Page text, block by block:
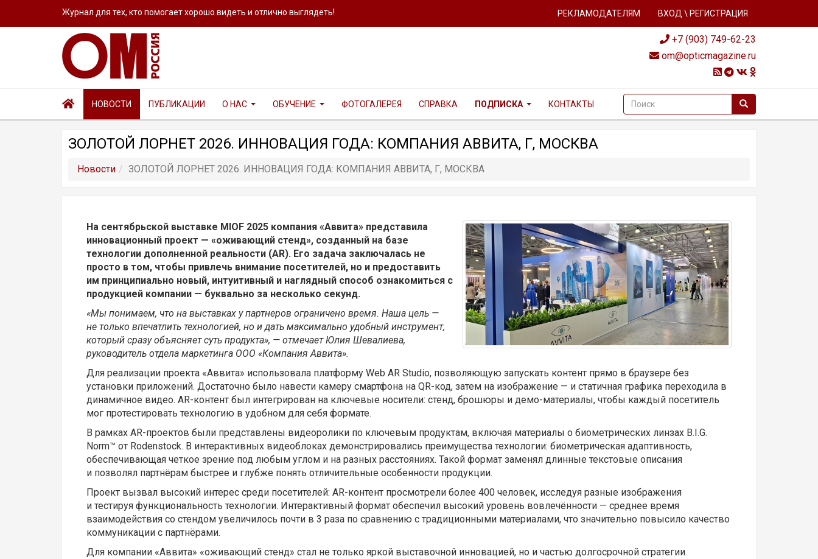
Журнал для тех, кто помогает хорошо видеть и отлично выглядеть! РЕКЛАМОДАТЕЛЯМ ВХОД \ РЕГИСТРАЦИЯ
+7 (903) 749-62-23
om@opticmagazine.ru
НОВОСТИ ПУБЛИКАЦИИ О НАС ОБУЧЕНИЕ ФОТОГАЛЕРЕЯ СПРАВКА ПОДПИСКА КОНТАКТЫ
ЗОЛОТОЙ ЛОРНЕТ 2026. ИННОВАЦИЯ ГОДА: КОМПАНИЯ АВВИТА, Г, МОСКВА
Новости ЗОЛОТОЙ ЛОРНЕТ 2026. ИННОВАЦИЯ ГОДА: КОМПАНИЯ АВВИТА, Г, МОСКВА
На сентябрьской выставке MIOF 2025 компания «Аввита» представила
инновационный проект — «оживающий стенд», созданный на базе
технологии дополненной реальности (AR). Его задача заключалась не
просто в том, чтобы привлечь внимание посетителей, но и предоставить
им принципиально новый, интуитивный и наглядный способ ознакомиться с
продукцией компании — буквально за несколько секунд.
«Мы понимаем, что на выставках у партнеров ограничено время. Наша цель —
не только впечатлить технологией, но и дать максимально удобный инструмент,
который сразу объясняет суть продукта», — отмечает Юлия Шевалиева,
руководитель отдела маркетинга ООО «Компания Аввита».
Для реализации проекта «Аввита» использовала платформу Web AR Studio, позволяющую запускать контент прямо в браузере без
установки приложений. Достаточно было навести камеру смартфона на QR-код, затем на изображение — и статичная графика переходила в
динамичное видео. AR-контент был интегрирован на ключевые носители: стенд, брошюры и демо-материалы, чтобы каждый посетитель
мог протестировать технологию в удобном для себя формате.
В рамках AR-проектов были представлены видеоролики по ключевым продуктам, включая материалы о биометрических линзах B.I.G.
Norm™ от Rodenstock. В интерактивных видеоблоках демонстрировались преимущества технологии: биометрическая адаптивность,
обеспечивающая четкое зрение под любым углом и на разных расстояниях. Такой формат заменял длинные текстовые описания
и позволял партнёрам быстрее и глубже понять отличительные особенности продукции.
Проект вызвал высокий интерес среди посетителей: AR-контент просмотрели более 400 человек, исследуя разные изображения
и тестируя функциональность технологии. Интерактивный формат обеспечил высокий уровень вовлечённости — среднее время
взаимодействия со стендом увеличилось почти в 3 раза по сравнению с традиционными материалами, что значительно повысило качество
коммуникации с партнёрами.
Для компании «Аввита» «оживающий стенд» стал не только яркой выставочной инновацией, но и частью долгосрочной стратегии